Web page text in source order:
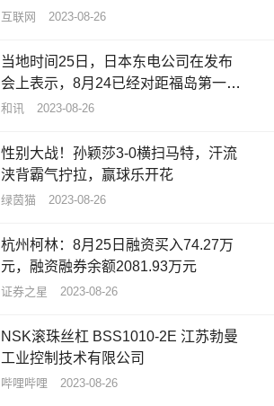
互联网 2023-08-26
当地时间25日，日本东电公司在发布
会上表示，8月24已经对距福岛第一核
电厂3公里内的10个监测点进行了采
析值与预估浓度几乎相同，低于每升
1500贝克勒尔（日本饮用水氚含量上
限）
和讯 2023-08-26
性别大战！孙颖莎3-0横扫马特，汗流
浃背霸气拧拉，赢球乐开花
绿茵猫 2023-08-26
杭州柯林：8月25日融资买入74.27万
元，融资融券余额2081.93万元
证券之星 2023-08-26
NSK滚珠丝杠 BSS1010-2E 江苏勃曼
工业控制技术有限公司
哔哩哔哩 2023-08-26